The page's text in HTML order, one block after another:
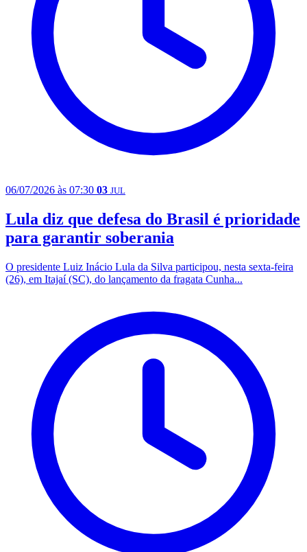
06/07/2026 às 07:30 03 JUL
Lula diz que defesa do Brasil é prioridade
para garantir soberania
O presidente Luiz Inácio Lula da Silva participou, nesta sexta-feira
(26), em Itajaí (SC), do lançamento da fragata Cunha...